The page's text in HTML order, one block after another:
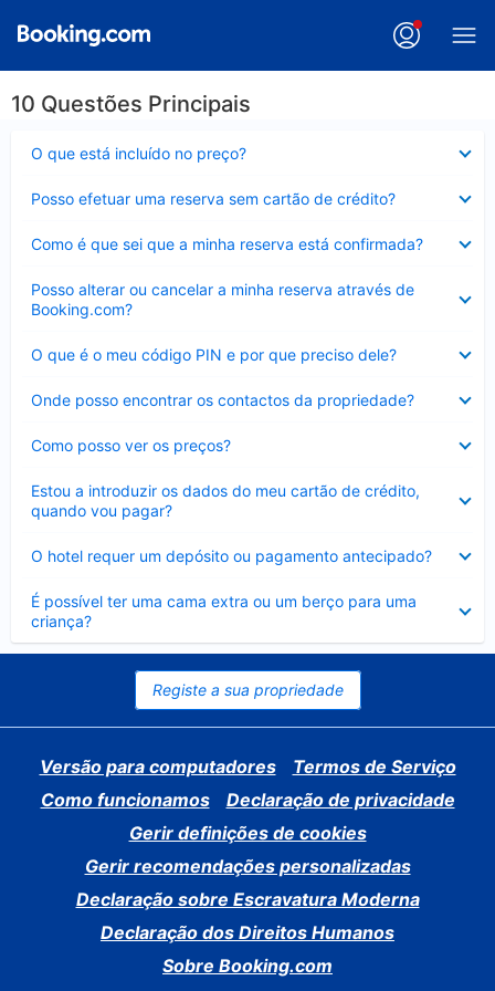
10 Questões Principais
O que está incluído no preço?
fechado
Posso efetuar uma reserva sem cartão de crédito?
fechado
Como é que sei que a minha reserva está confirmada?
fechado
Posso alterar ou cancelar a minha reserva através de
Booking.com?
fechado
O que é o meu código PIN e por que preciso dele?
fechado
Onde posso encontrar os contactos da propriedade?
fechado
Como posso ver os preços?
fechado
Estou a introduzir os dados do meu cartão de crédito,
quando vou pagar?
fechado
O hotel requer um depósito ou pagamento antecipado?
fechado
É possível ter uma cama extra ou um berço para uma
criança?
Elemento
fechado
Registe a sua propriedade
Versão para computadores
Termos de Serviço
Como funcionamos
Declaração de privacidade
Gerir definições de cookies
Gerir recomendações personalizadas
Declaração sobre Escravatura Moderna
Declaração dos Direitos Humanos
Sobre Booking.com